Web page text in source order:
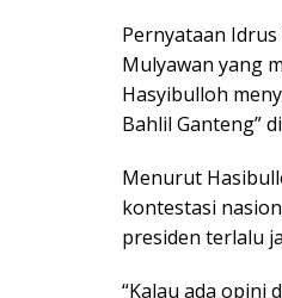
Pernyataan
Mulyawan yang
Hasyibulloh
Bahlil Ganteng”
Menurut
kontestasi
presiden terlalu
“Kalau ada opini